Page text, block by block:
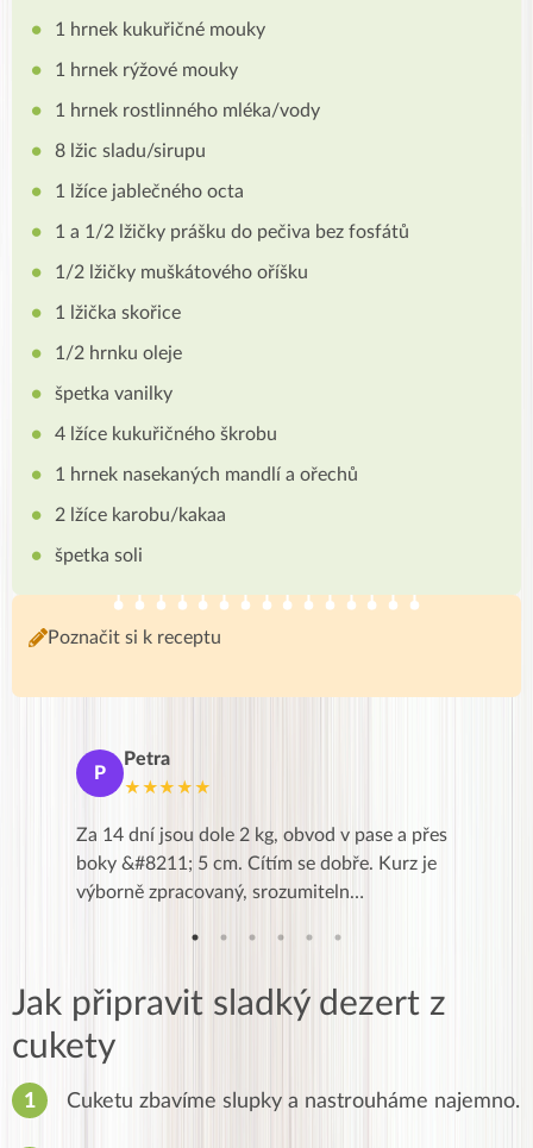
1 hrnek kukuřičné mouky
1 hrnek rýžové mouky
1 hrnek rostlinného mléka/vody
8 lžic sladu/sirupu
1 lžíce jablečného octa
1 a 1/2 lžičky prášku do pečiva bez fosfátů
1/2 lžičky muškátového oříšku
1 lžička skořice
1/2 hrnku oleje
špetka vanilky
4 lžíce kukuřičného škrobu
1 hrnek nasekaných mandlí a ořechů
2 lžíce karobu/kakaa
špetka soli
Poznačit si k receptu
P
Petra
★★★★★
Za 14 dní jsou dole 2 kg, obvod v pase a přes
boky &#8211; 5 cm. Cítím se dobře. Kurz je
výborně zpracovaný, srozumiteln…
Jak připravit sladký dezert z
cukety
Cuketu zbavíme slupky a nastrouháme najemno.